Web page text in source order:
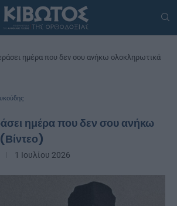
ημέρα που δεν σου ανήκω ολοκληρωτικά
ημέρα που δεν σου ανήκω
1 Ιουλίου 2026